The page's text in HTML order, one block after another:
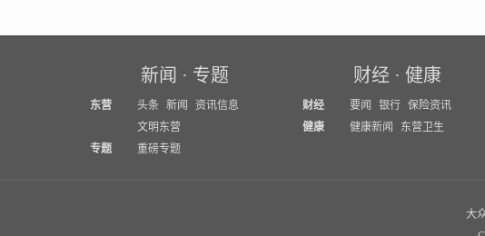
新闻 · 专题
东营 头条 新闻
资讯信息
文明东营
专题
重磅专题
财经 ·健康
财经 要闻 银行 保险资讯
健康
健康新闻 东营卫生
大